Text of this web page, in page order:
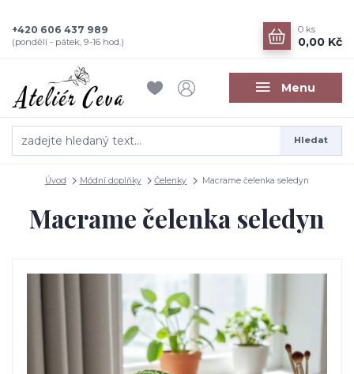
Menu
Hledat
+420 606 437 989
(pondělí - pátek, 9-16 hod.)
0 ks
0,00 Kč
Úvod Módní doplňky Čelenky Macrame čelenka seledyn
Macrame čelenka seledyn